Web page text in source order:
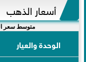
أسعار الذهب
متوسط سعر
الوحدة والعيار